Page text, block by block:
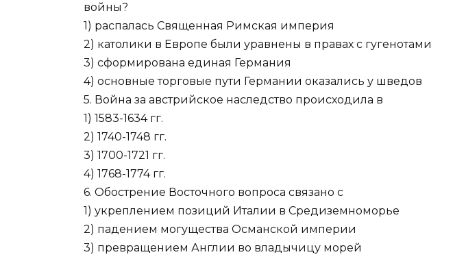
войны?
1) распалась Священная Римская империя
2) католики в Европе были уравнены в правах с гугенотами
3) сформирована единая Германия
4) основные торговые пути Германии оказались у шведов
5. Война за австрийское наследство происходила в
1) 1583-1634 гг.
2) 1740-1748 гг.
3) 1700-1721 гг.
4) 1768-1774 гг.
6. Обострение Восточного вопроса связано с
1) укреплением позиций Италии в Средиземноморье
2) падением могущества Османской империи
3) превращением Англии во владычицу морей